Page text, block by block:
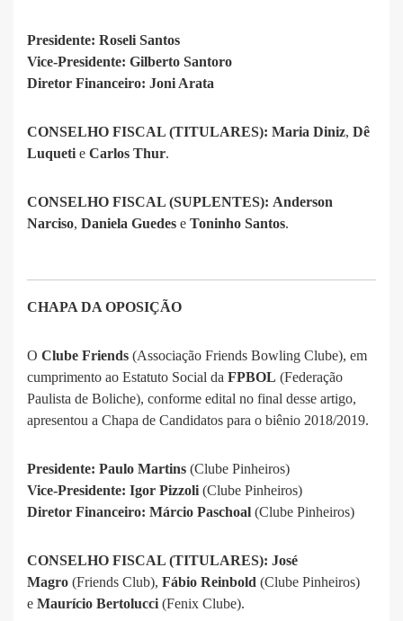
Presidente: Roseli Santos
Vice-Presidente: Gilberto Santoro
Diretor Financeiro: Joni Arata
CONSELHO FISCAL (TITULARES): Maria Diniz, Dê
Luqueti e Carlos Thur.
CONSELHO FISCAL (SUPLENTES): Anderson
Narciso, Daniela Guedes e Toninho Santos.
CHAPA DA OPOSIÇÃO
O Clube Friends (Associação Friends Bowling Clube), em
cumprimento ao Estatuto Social da FPBOL (Federação
Paulista de Boliche), conforme edital no final desse artigo,
apresentou a Chapa de Candidatos para o biênio 2018/2019.
Presidente: Paulo Martins (Clube Pinheiros)
Vice-Presidente: Igor Pizzoli (Clube Pinheiros)
Diretor Financeiro: Márcio Paschoal (Clube Pinheiros)
CONSELHO FISCAL (TITULARES): José
Magro (Friends Club), Fábio Reinbold (Clube Pinheiros)
e Maurício Bertolucci (Fenix Clube).